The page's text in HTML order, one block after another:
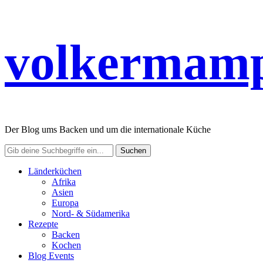
Der Blog ums Backen und um die internationale Küche
Länderküchen
Afrika
Asien
Europa
Nord- & Südamerika
Rezepte
Backen
Kochen
Blog Events